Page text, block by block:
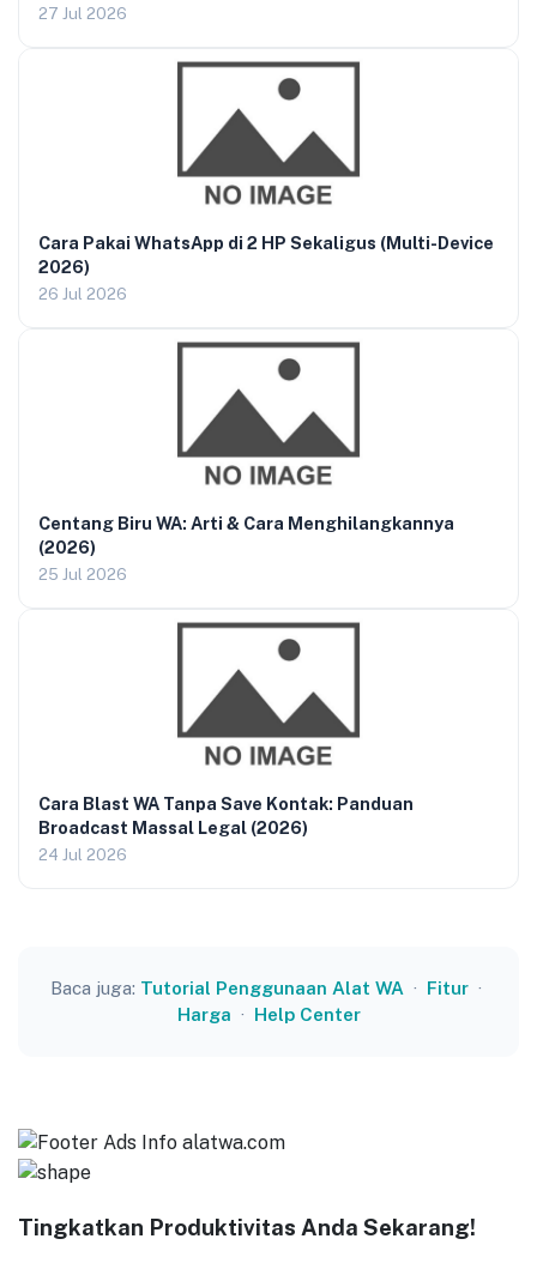
27 Jul 2026
Cara Pakai WhatsApp di 2 HP Sekaligus (Multi-Device
2026)
26 Jul 2026
Centang Biru WA: Arti & Cara Menghilangkannya
(2026)
25 Jul 2026
Cara Blast WA Tanpa Save Kontak: Panduan
Broadcast Massal Legal (2026)
24 Jul 2026
Baca juga: Tutorial Penggunaan Alat WA · Fitur ·
Harga · Help Center
Tingkatkan Produktivitas Anda Sekarang!